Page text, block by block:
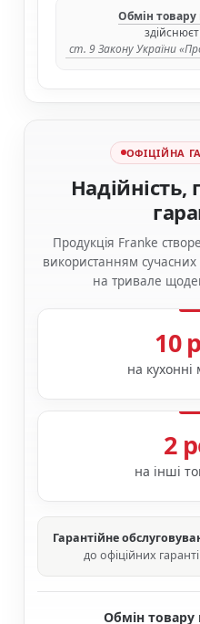
Обмін товару
ст. 9 Закону України
ОФІЦІЙНА
Продукція Franke
використанням сучасних
на тривале
10
на
2
на інші
Гарантійне
до офіційних
Обмін товару